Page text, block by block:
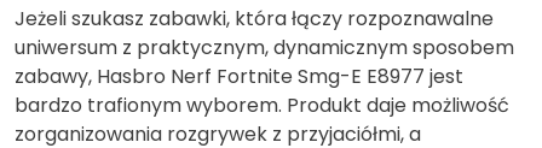
Jeżeli szukasz zabawki, która łączy rozpoznawalne
uniwersum z praktycznym, dynamicznym sposobem
zabawy, Hasbro Nerf Fortnite Smg-E E8977 jest
bardzo trafionym wyborem. Produkt daje możliwość
zorganizowania rozgrywek z przyjaciółmi, a